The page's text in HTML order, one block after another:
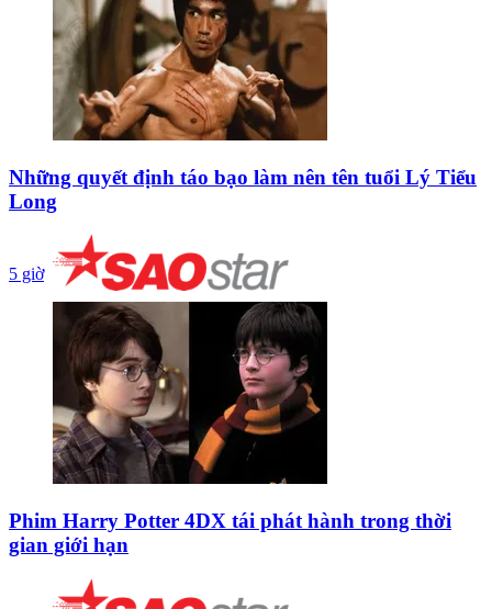
Những quyết định táo bạo làm nên tên tuổi Lý Tiểu
Long
5 giờ
Phim Harry Potter 4DX tái phát hành trong thời
gian giới hạn